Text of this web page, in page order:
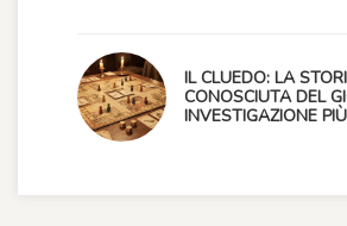
IL CLUEDO: LA
CONOSCIUTA DEL
INVESTIGAZIONE